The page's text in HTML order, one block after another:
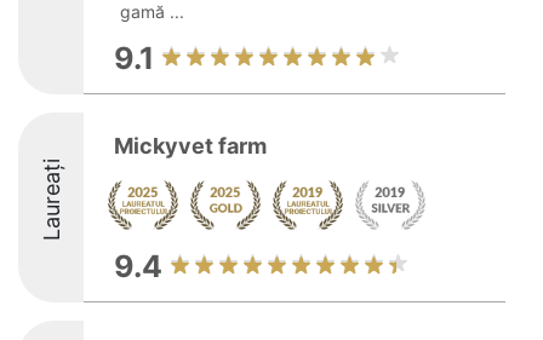
gamă ...
9.1
Laureați
Mickyvet farm
9.4